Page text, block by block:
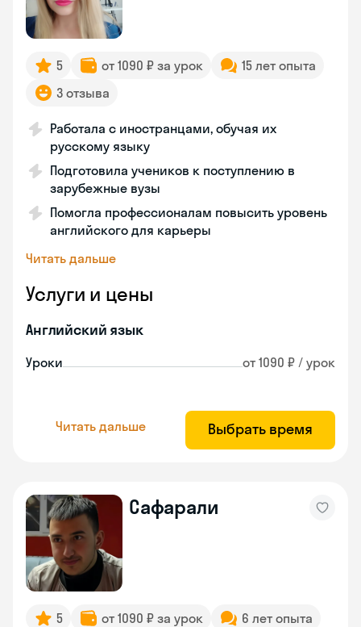
5 от 1090 ₽ за урок
15 лет опыта
3 отзыва
Работала с иностранцами, обучая их
русскому языку
Подготовила учеников к поступлению в
зарубежные вузы
Помогла профессионалам повысить уровень
английского для карьеры
Читать дальше
Услуги и цены
Английский язык
Уроки от 1090 ₽ / урок
Читать дальше Выбрать время
Сафарали
5 от 1090 ₽ за урок
6 лет опыта